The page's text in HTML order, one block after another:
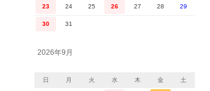
23 24 25 26 27 28 29
30 31
2026年9月
日 月 火 水 木 金 土